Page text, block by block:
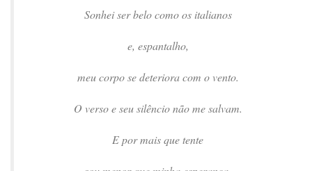
Sonhei ser belo como os italianos
e, espantalho,
meu corpo se deteriora com o vento.
O verso e seu silêncio não me salvam.
E por mais que tente